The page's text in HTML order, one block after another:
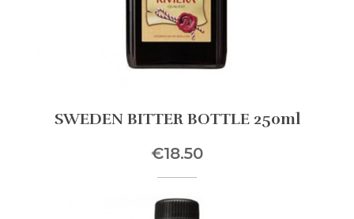
SWEDEN BITTER BOTTLE 250ml
€18.50